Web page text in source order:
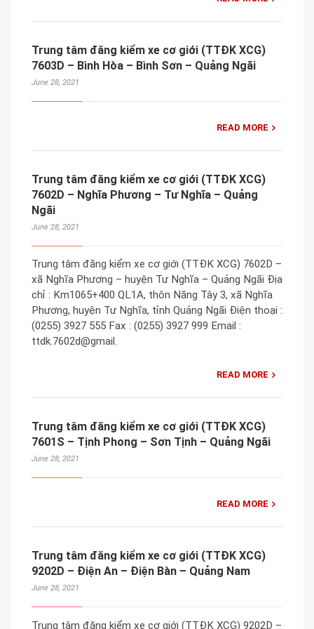
Trung tâm đăng kiểm xe cơ giới (TTĐK XCG)
7603D – Bình Hòa – Bình Sơn – Quảng Ngãi
June 28, 2021
READ MORE
Trung tâm đăng kiểm xe cơ giới (TTĐK XCG)
7602D – Nghĩa Phương – Tư Nghĩa – Quảng
Ngãi
June 28, 2021
Trung tâm đăng kiểm xe cơ giới (TTĐK XCG) 7602D –
xã Nghĩa Phương – huyện Tư Nghĩa – Quảng Ngãi Địa
chỉ : Km1065+400 QL1A, thôn Năng Tây 3, xã Nghĩa
Phương, huyện Tư Nghĩa, tỉnh Quảng Ngãi Điện thoại :
(0255) 3927 555 Fax : (0255) 3927 999 Email :
ttdk.7602d@gmail.
READ MORE
Trung tâm đăng kiểm xe cơ giới (TTĐK XCG)
7601S – Tịnh Phong – Sơn Tịnh – Quảng Ngãi
June 28, 2021
READ MORE
Trung tâm đăng kiểm xe cơ giới (TTĐK XCG)
9202D – Điện An – Điện Bàn – Quảng Nam
June 28, 2021
Trung tâm đăng kiểm xe cơ giới (TTĐK XCG) 9202D –